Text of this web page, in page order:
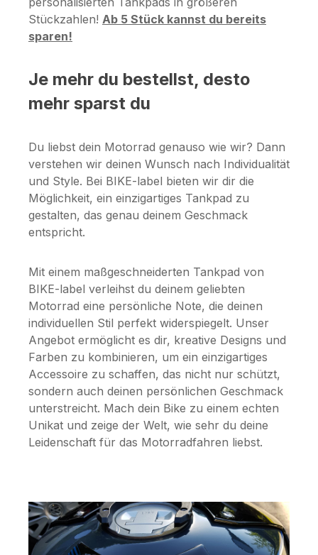
Stückzahlen! Ab 5 Stück kannst du bereits
sparen!
Je mehr du bestellst, desto
mehr sparst du
Du liebst dein Motorrad genauso wie wir? Dann
verstehen wir deinen Wunsch nach Individualität
und Style. Bei BIKE-label bieten wir dir die
Möglichkeit, ein einzigartiges Tankpad zu
gestalten, das genau deinem Geschmack
entspricht.
Mit einem maßgeschneiderten Tankpad von
BIKE-label verleihst du deinem geliebten
Motorrad eine persönliche Note, die deinen
individuellen Stil perfekt widerspiegelt. Unser
Angebot ermöglicht es dir, kreative Designs und
Farben zu kombinieren, um ein einzigartiges
Accessoire zu schaffen, das nicht nur schützt,
sondern auch deinen persönlichen Geschmack
unterstreicht. Mach dein Bike zu einem echten
Unikat und zeige der Welt, wie sehr du deine
Leidenschaft für das Motorradfahren liebst.